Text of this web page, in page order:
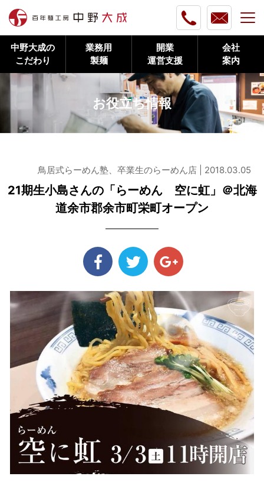
中野大成の
こだわり
業務用
製麺
開業
運営支援
会社
案内
お役立ち情報
鳥居式らーめん塾、卒業生のらーめん店 | 2018.03.05
21期生小島さんの「らーめん 空に虹」＠北海
道余市郡余市町栄町オープン